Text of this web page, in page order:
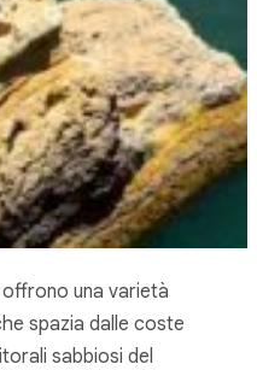
offrono una varietà
spazia dalle coste
sabbiosi del